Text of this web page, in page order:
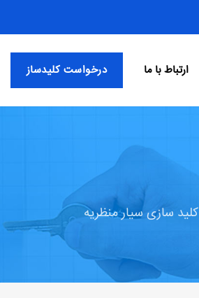
ارتباط با ما درخواست کلیدساز
کلید سازی سیار منظریه